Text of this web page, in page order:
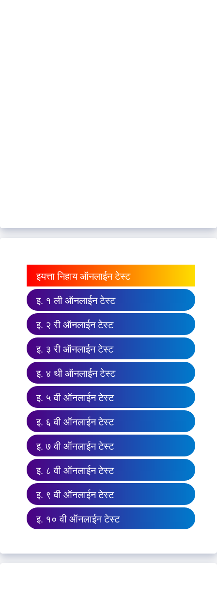
इयत्ता निहाय ऑनलाईन टेस्ट
इ. १ ली ऑनलाईन टेस्ट
इ. २ री ऑनलाईन टेस्ट
इ. ३ री ऑनलाईन टेस्ट
इ. ४ थी ऑनलाईन टेस्ट
इ. ५ वी ऑनलाईन टेस्ट
इ. ६ वी ऑनलाईन टेस्ट
इ. ७ वी ऑनलाईन टेस्ट
इ. ८ वी ऑनलाईन टेस्ट
इ. ९ वी ऑनलाईन टेस्ट
इ. १० वी ऑनलाईन टेस्ट